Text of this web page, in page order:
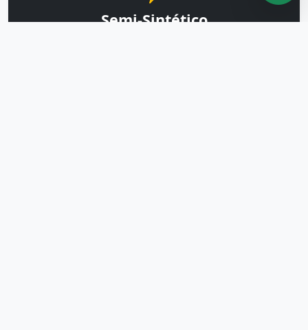
Semi-Sintético